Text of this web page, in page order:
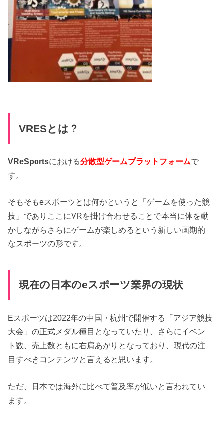
VRESとは？
VReSportsにおける分散型ゲームプラットフォームで
す。
そもそもeスポーツとは何かというと「ゲームを使った競
技」でありここにVRを掛け合わせることで本当に体を動
かしながらさらにゲームが楽しめるという新しい画期的
なスポーツの形です。
現在の日本のeスポーツ業界の現状
Eスポーツは2022年の中国・杭州で開催する「アジア競技
大会」の正式メダル種目となっていたり、さらにイベン
ト数、売上数ともに右肩あがりとなっており、現代の注
目すべきコンテンツと言えると思います。
ただ、日本では海外に比べて普及率が低いと言われてい
ます。